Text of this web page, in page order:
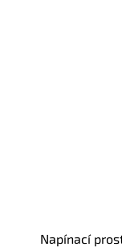
Napínací